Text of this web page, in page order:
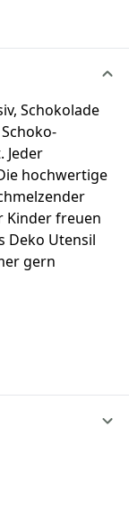
Schokolade
Jeder
hochwertige
Kinder freuen
Deko Utensil
gern